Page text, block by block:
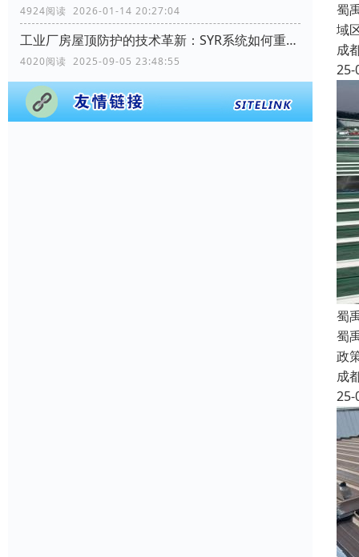
4924阅读 2026-01-14 20:27:04
工业厂房屋顶防护的技术革新：SYR系统如何重塑行业标准
4020阅读 2025-09-05 23:48:55
蜀
域
成
25-
蜀
蜀
政
成
25-